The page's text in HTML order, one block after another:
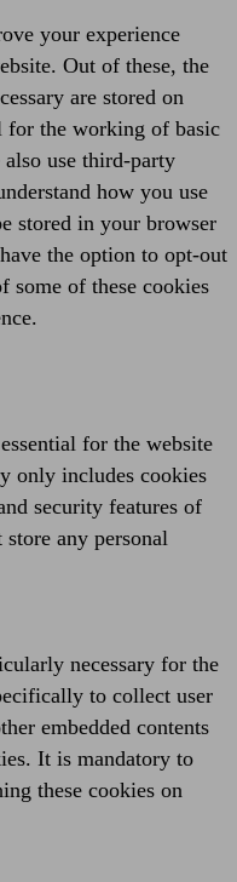
your experience
Out of these, the
are stored on
for the working of basic
use third-party
how you use
stored in your browser
the option to opt-out
some of these cookies
for the website
only includes cookies
security features of
any personal
necessary for the
to collect user
embedded contents
It is mandatory to
these cookies on